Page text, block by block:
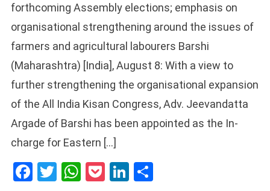
forthcoming Assembly elections; emphasis on
organisational strengthening around the issues of
farmers and agricultural labourers Barshi
(Maharashtra) [India], August 8: With a view to
further strengthening the organisational expansion
of the All India Kisan Congress, Adv. Jeevandatta
Argade of Barshi has been appointed as the In-
charge for Eastern […]
Facebook
Twitter
WhatsApp
PocketLinkedIn